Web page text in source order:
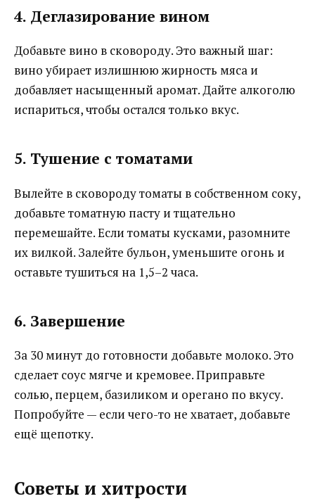
4. Деглазирование вином
Добавьте вино в сковороду. Это важный шаг:
вино убирает излишнюю жирность мяса и
добавляет насыщенный аромат. Дайте алкоголю
испариться, чтобы остался только вкус.
5. Тушение с томатами
Вылейте в сковороду томаты в собственном соку,
добавьте томатную пасту и тщательно
перемешайте. Если томаты кусками, разомните
их вилкой. Залейте бульон, уменьшите огонь и
оставьте тушиться на 1,5–2 часа.
6. Завершение
За 30 минут до готовности добавьте молоко. Это
сделает соус мягче и кремовее. Приправьте
солью, перцем, базиликом и орегано по вкусу.
Попробуйте — если чего-то не хватает, добавьте
ещё щепотку.
Советы и хитрости